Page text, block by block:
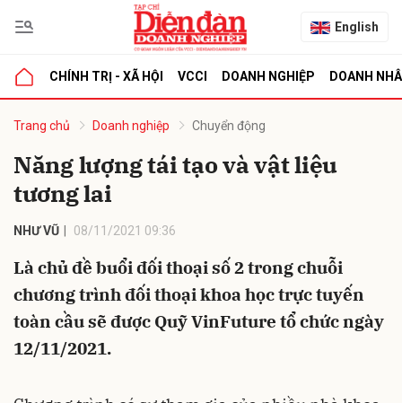
English
CHÍNH TRỊ - XÃ HỘI VCCI DOANH NGHIỆP DOANH
Trang chủ Doanh nghiệp Chuyển động
Năng lượng tái tạo và vật liệu
tương lai
NHƯ VŨ 08/11/2021 09:36
Là chủ đề buổi đối thoại số 2 trong chuỗi
chương trình đối thoại khoa học trực tuyến
toàn cầu sẽ được Quỹ VinFuture tổ chức ngày
12/11/2021.
luận
Hủy